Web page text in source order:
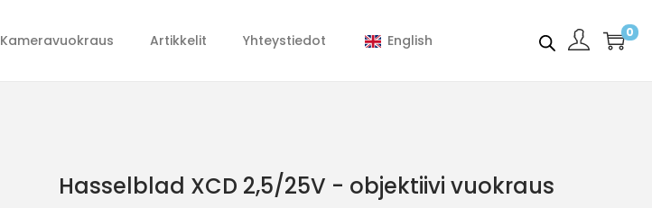
Kameravuokraus Artikkelit Yhteystiedot English 0
Hasselblad XCD 2,5/25V - objektiivi vuokraus